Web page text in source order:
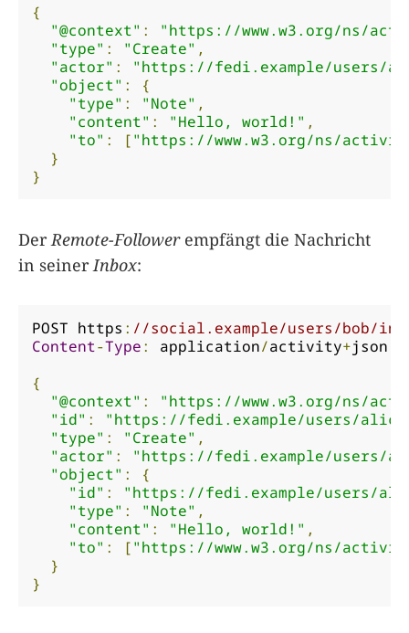
{
"@context" :
"https://www.w3.org/ns/
"type" : "Create" ,
"actor" :
"https://fedi.example/users/
"object" :
{
"type" : "Note" ,
"content" : "Hello, world!" ,
"to" : ["https://www.w3.org/ns/
}
}
Der Remote-Followerempfängt die Nachricht
in seiner Inbox:
POST https : //social.example/users/bob/
Content-Type: application/activity+json
{
"@context" :
"https://www.w3.org/ns/
"id" :
"https://fedi.example/users/
"type" : "Create" ,
"actor" :
"https://fedi.example/users/
"object" :
{
"id" :
"https://fedi.example/users/
"type" : "Note" ,
"content" : "Hello, world!" ,
"to" : ["https://www.w3.org/ns/
}
}